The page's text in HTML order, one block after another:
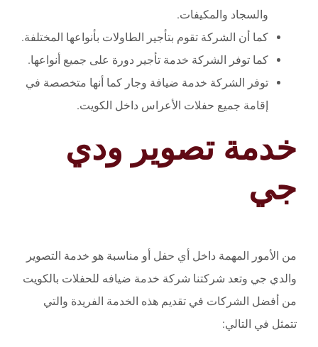
والسجاد والمكيفات.
كما أن الشركة تقوم بتأجير الطاولات بأنواعها المختلفة.
كما توفر الشركة خدمة تأجير دورة على جميع أنواعها.
توفر الشركة خدمة ضيافة وجار كما أنها متخصصة في
إقامة جميع حفلات الأعراس داخل الكويت.
خدمة تصوير ودي
جي
من الأمور المهمة داخل أي حفل أو مناسبة هو خدمة التصوير
والدي جي وتعد شركتنا شركة خدمة ضيافه للحفلات بالكويت
من أفضل الشركات في تقديم هذه الخدمة الفريدة والتي
تتمثل في التالي: